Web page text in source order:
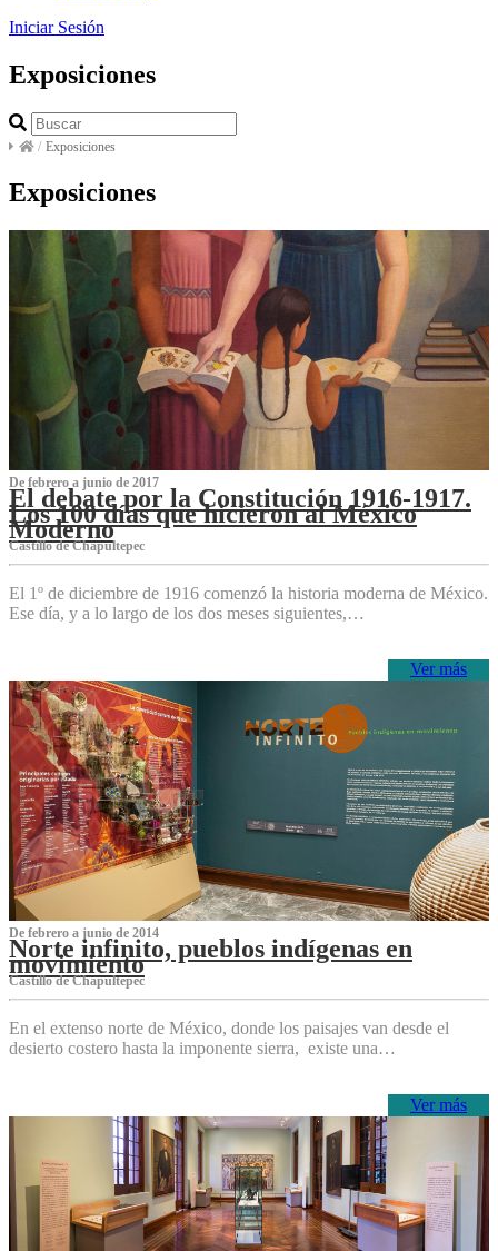
Iniciar Sesión
Exposiciones
/ Exposiciones
Exposiciones
De febrero a junio de 2017
El debate por la Constitución 1916-1917.
Los 100 días que hicieron al México
Moderno
Castillo de Chapultepec
El 1º de diciembre de 1916 comenzó la historia moderna de México.
Ese día, y a lo largo de los dos meses siguientes,…
Ver más
De febrero a junio de 2014
Norte infinito, pueblos indígenas en
movimiento
Castillo de Chapultepec
En el extenso norte de México, donde los paisajes van desde el
desierto costero hasta la imponente sierra, existe una…
Ver más